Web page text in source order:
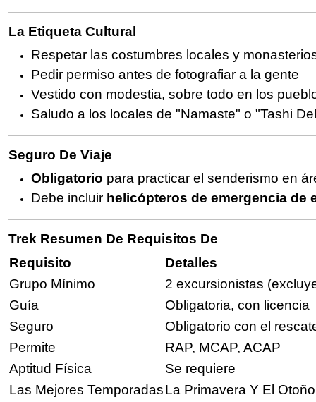
La Etiqueta Cultural
Respetar las costumbres locales y
Pedir permiso antes de fotografiar a la gente
Vestido con modestia, sobre todo en los
Saludo a los locales de "Namaste" o "Tashi
Seguro De Viaje
Obligatorio para practicar el senderismo en
Debe incluir helicópteros de emergencia de
Trek Resumen De Requisitos De
Requisito
Detalles
Grupo Mínimo
2 excursionistas
Guía
Obligatoria, con licencia
Seguro
Obligatorio con el
Permite
RAP, MCAP, ACAP
Aptitud Física
Se requiere
Las Mejores TemporadasLa Primavera Y El Otoño